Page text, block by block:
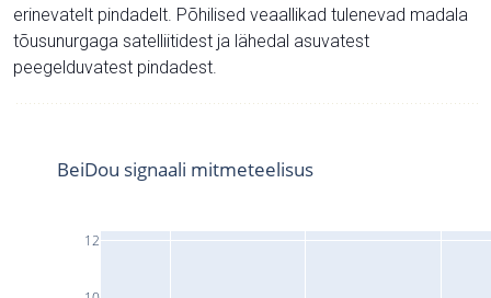
erinevatelt pindadelt. Põhilised veaallikad tulenevad madala
tõusunurgaga satelliitidest ja lähedal asuvatest
peegelduvatest pindadest.
12
BeiDou signaali mitmeteelisus